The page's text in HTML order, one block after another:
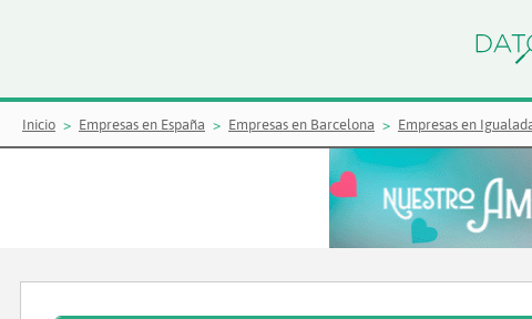
Inicio Empresas en España Empresas en Barcelona Empresas en